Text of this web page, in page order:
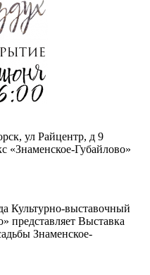
ул Райцентр, д 9
«Знаменское-Губайлово»
Культурно-выставочный
представляет Выставка
Знаменское-